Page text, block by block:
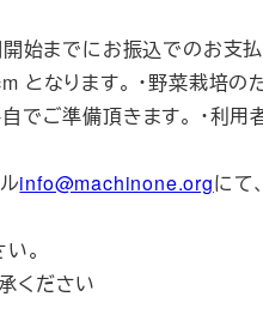
始までにお振込でのお支払
なります。 ・野菜栽培の
自でご準備頂きます。 ・
info@machinone.orgにて
。
ください